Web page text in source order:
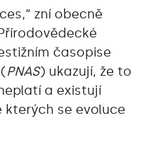
zní obecně
časopise
PNAS) ukazují, že to
a existují
se evoluce